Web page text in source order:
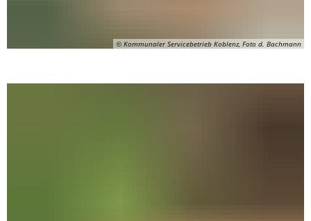
© Kommunaler Servicebetrieb Koblenz, Foto d. Bachmann